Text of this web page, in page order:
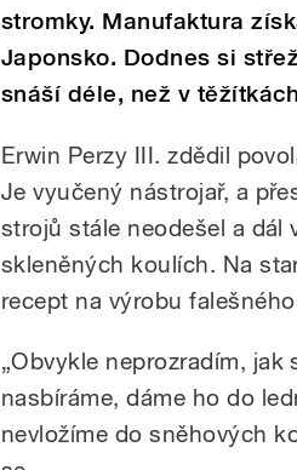
stromky. Manufaktura
Japonsko. Dodnes si
snáší déle, než v
Erwin Perzy III. zdědil
Je vyučený nástrojař, a
strojů stále neodešel a dál
skleněných koulích. Na
recept na výrobu
„Obvykle neprozradím, jak
nasbíráme, dáme ho do
nevložíme do sněhových